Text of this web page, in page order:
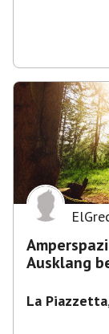
Ausklang
La Piazzetta